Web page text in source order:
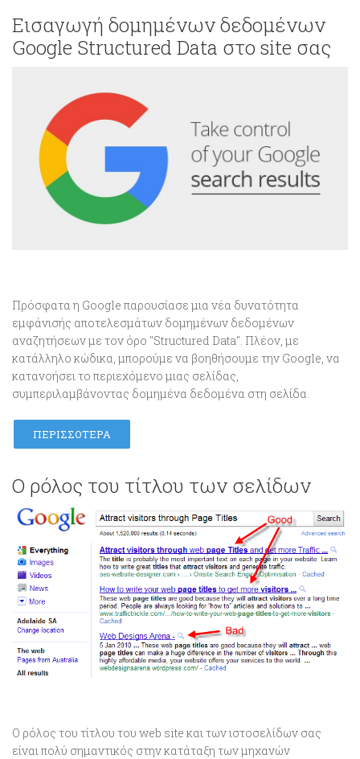
Εισαγωγή δομημένων δεδομένων
Google Structured Data στο site σας
Πρόσφατα η Google παρουσίασε μια νέα δυνατότητα
εμφάνισής αποτελεσμάτων δομημένων δεδομένων
αναζητήσεων με τον όρο "Structured Data". Πλέον, με
κατάλληλο κώδικα, μπορούμε να βοηθήσουμε την Google, να
κατανοήσει το περιεχόμενο μιας σελίδας,
συμπεριλαμβάνοντας δομημένα δεδομένα στη σελίδα.
ΠΕΡΙΣΣΌΤΕΡΑ
Ο ρόλος του τίτλου των σελίδων
Ο ρόλος του τίτλου του web site και των ιστοσελίδων σας
είναι πολύ σημαντικός στην κατάταξη των μηχανών